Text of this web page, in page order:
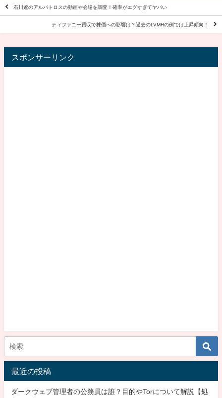
石川遼のアルバトロスの動画や会場を調査！確率がエグすぎてヤバい
ティファニー買収で株価への影響は？過去のLVMHの例では上昇傾向！
スポンサーリンク
最近の投稿
ダークウェブ管理者の公務員は誰？目的やTorについて解説【処